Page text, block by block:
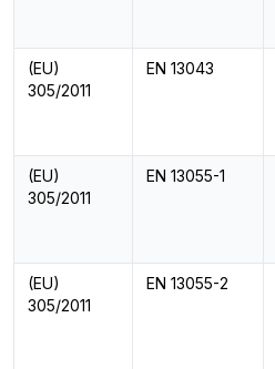
(EU)
305/2011
EN 13043
(EU)
305/2011
EN 13055-1
(EU)
305/2011
EN 13055-2